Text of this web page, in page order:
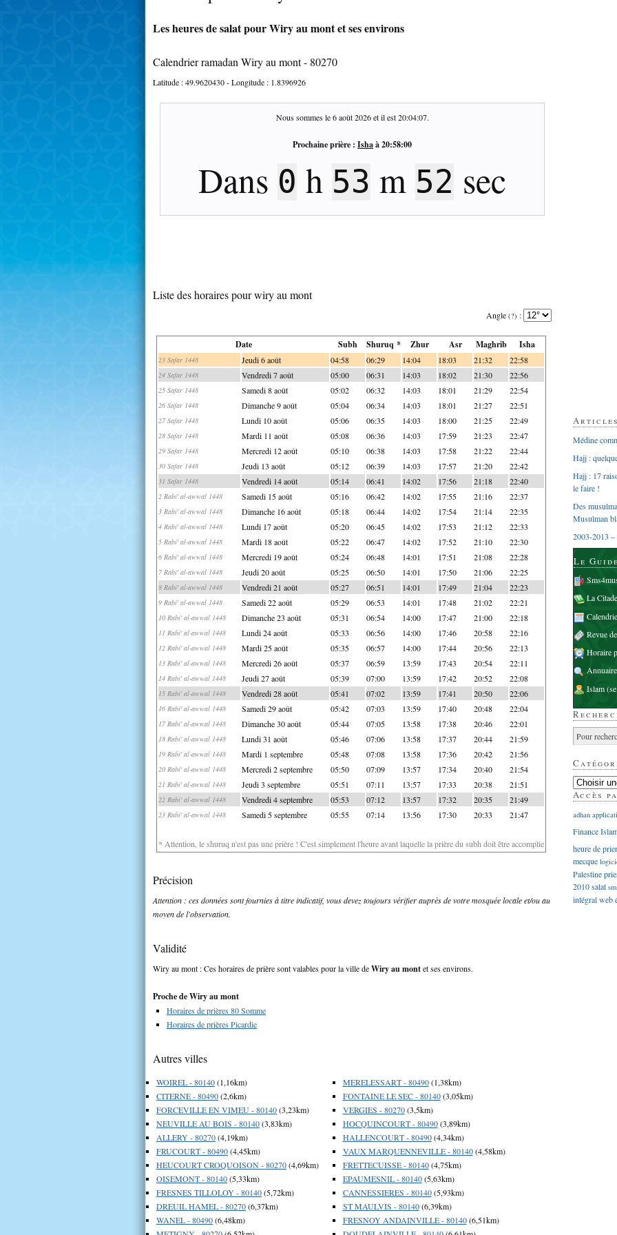
Les heures de salat pour Wiry au mont et ses environs
Calendrier ramadan Wiry au mont - 80270
Latitude :49.9620430- Longitude : 1.8396926
Nous sommes le6 août 2026et il est20:04:08.
Prochaine prière : Ishaà20:58:00
Dans 0 h 53 m 51 sec
Liste des horaires pour wiry au mont
Angle (?) :
Date Subh Shuruq * Zhur Asr Maghrib Isha
23 Safar 1448 Jeudi 6 août 04:58 06:29 14:04 18:03 21:32 22:58
24 Safar 1448 Vendredi 7 août 05:00 06:31 14:03 18:02 21:30 22:56
25 Safar 1448 Samedi 8 août 05:02 06:32 14:03 18:01 21:29 22:54
26 Safar 1448 Dimanche 9 août 05:04 06:34 14:03 18:01 21:27 22:51
27 Safar 1448 Lundi 10 août 05:06 06:35 14:03 18:00 21:25 22:49
28 Safar 1448 Mardi 11 août 05:08 06:36 14:03 17:59 21:23 22:47
29 Safar 1448 Mercredi 12 août 05:10 06:38 14:03 17:58 21:22 22:44
30 Safar 1448 Jeudi 13 août 05:12 06:39 14:03 17:57 21:20 22:42
31 Safar 1448 Vendredi 14 août 05:14 06:41 14:02 17:56 21:18 22:40
2 Rabi' al-awwal 1448 Samedi 15 août 05:16 06:42 14:02 17:55 21:16 22:37
3 Rabi' al-awwal 1448 Dimanche 16 août 05:18 06:44 14:02 17:54 21:14 22:35
4 Rabi' al-awwal 1448 Lundi 17 août 05:20 06:45 14:02 17:53 21:12 22:33
5 Rabi' al-awwal 1448 Mardi 18 août 05:22 06:47 14:02 17:52 21:10 22:30
6 Rabi' al-awwal 1448 Mercredi 19 août 05:24 06:48 14:01 17:51 21:08 22:28
7 Rabi' al-awwal 1448 Jeudi 20 août 05:25 06:50 14:01 17:50 21:06 22:25
8 Rabi' al-awwal 1448 Vendredi 21 août 05:27 06:51 14:01 17:49 21:04 22:23
9 Rabi' al-awwal 1448 Samedi 22 août 05:29 06:53 14:01 17:48 21:02 22:21
10 Rabi' al-awwal 1448 Dimanche 23 août 05:31 06:54 14:00 17:47 21:00 22:18
11 Rabi' al-awwal 1448 Lundi 24 août 05:33 06:56 14:00 17:46 20:58 22:16
12 Rabi' al-awwal 1448 Mardi 25 août 05:35 06:57 14:00 17:44 20:56 22:13
13 Rabi' al-awwal 1448 Mercredi 26 août 05:37 06:59 13:59 17:43 20:54 22:11
14 Rabi' al-awwal 1448 Jeudi 27 août 05:39 07:00 13:59 17:42 20:52 22:08
15 Rabi' al-awwal 1448 Vendredi 28 août 05:41 07:02 13:59 17:41 20:50 22:06
16 Rabi' al-awwal 1448 Samedi 29 août 05:42 07:03 13:59 17:40 20:48 22:04
17 Rabi' al-awwal 1448 Dimanche 30 août 05:44 07:05 13:58 17:38 20:46 22:01
18 Rabi' al-awwal 1448 Lundi 31 août 05:46 07:06 13:58 17:37 20:44 21:59
19 Rabi' al-awwal 1448 Mardi 1 septembre 05:48 07:08 13:58 17:36 20:42 21:56
20 Rabi' al-awwal 1448 Mercredi 2 septembre 05:50 07:09 13:57 17:34 20:40 21:54
21 Rabi' al-awwal 1448 Jeudi 3 septembre 05:51 07:11 13:57 17:33 20:38 21:51
22 Rabi' al-awwal 1448 Vendredi 4 septembre 05:53 07:12 13:57 17:32 20:35 21:49
23 Rabi' al-awwal 1448 Samedi 5 septembre 05:55 07:14 13:56 17:30 20:33 21:47
* Attention, le shuruq n'est pas une prière ! C'est simplement l'heure avant laquelle la prière du subh doit être accomplie
Précision
Attention : ces données sont fournies à titre indicatif, vous devez toujours vérifier auprès de votre mosquée locale et/ou au
moyen de l'observation.
Validité
Wiry au mont : Ces horaires de prière sont valables pour la ville deWiry au montet ses environs.
Proche de Wiry au mont
Horaires de prières 80 Somme
Horaires de prières Picardie
Autres villes
WOIREL - 80140(1,16km)
CITERNE - 80490(2,6km)
FORCEVILLE EN VIMEU - 80140(3,23km)
NEUVILLE AU BOIS - 80140(3,83km)
ALLERY - 80270(4,19km)
FRUCOURT - 80490(4,45km)
HEUCOURT CROQUOISON - 80270(4,69km)
OISEMONT - 80140(5,33km)
FRESNES TILLOLOY - 80140(5,72km)
DREUIL HAMEL - 80270(6,37km)
WANEL - 80490(6,48km)
MERELESSART - 80490(1,38km)
FONTAINE LE SEC - 80140(3,05km)
VERGIES - 80270(3,5km)
HOCQUINCOURT - 80490(3,89km)
HALLENCOURT - 80490(4,34km)
VAUX MARQUENNEVILLE - 80140(4,58km)
FRETTECUISSE - 80140(4,75km)
EPAUMESNIL - 80140(5,63km)
CANNESSIERES - 80140(5,93km)
ST MAULVIS - 80140(6,39km)
FRESNOY ANDAINVILLE - 80140(6,51km)
Médine
Hajj :
Hajj : 17
le faire !
Des
Musulman
2003-2013 –
Le
La
Revue
Horaire
Islam
Accès
adhan
Finance
heure de
mecque
Palestine
2010salat
intégralweb